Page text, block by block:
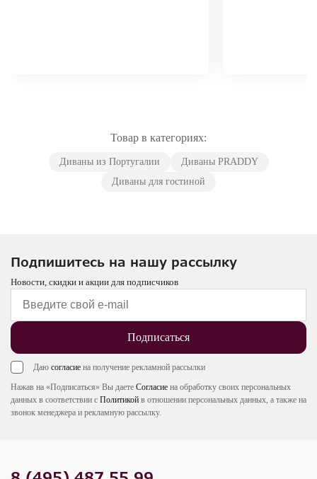
Товар в категориях:
Диваны из Португалии
Диваны PRADDY
Диваны для гостиной
Подпишитесь на нашу рассылку
Новости, скидки и акции для подписчиков
Подписаться
Даю согласие на получение рекламной рассылки
Нажав на «Подписаться» Вы даете Согласие на обработку своих персональных
данных в соответствии с Политикой в отношении персональных данных, а также на
звонок менеджера и рекламную рассылку.